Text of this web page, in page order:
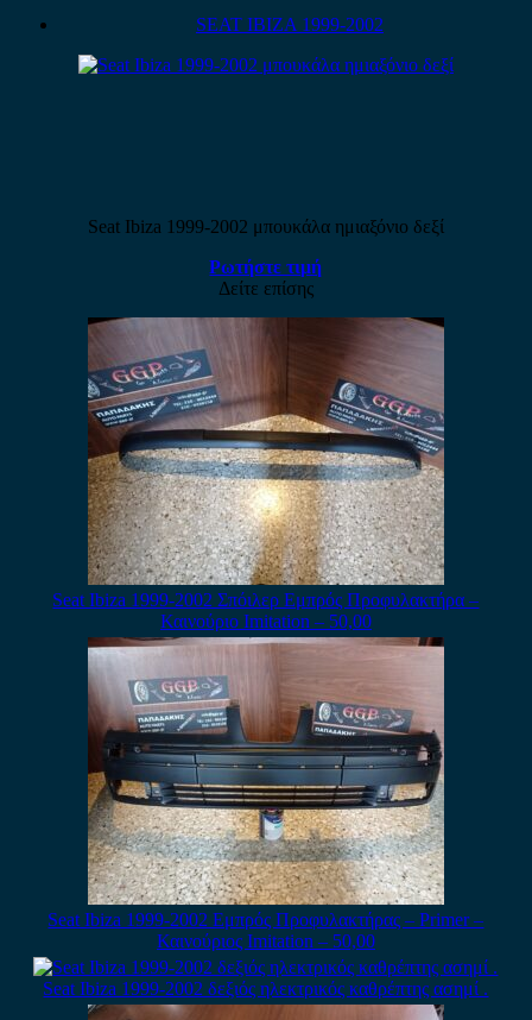
SEAT IBIZA 1999-2002
Seat Ibiza 1999-2002 μπουκάλα ημιαξόνιο δεξί
Ρωτήστε τιμή
Δείτε επίσης
Seat Ibiza 1999-2002 Σπόιλερ Εμπρός Προφυλακτήρα –
Καινούριο Imitation – 50,00
Seat Ibiza 1999-2002 Εμπρός Προφυλακτήρας – Primer –
Καινούριος Imitation – 50,00
Seat Ibiza 1999-2002 δεξιός ηλεκτρικός καθρέπτης ασημί .